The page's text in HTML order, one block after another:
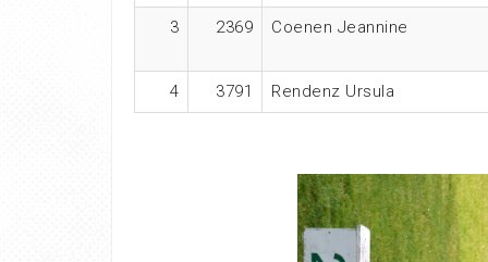
3 2369 Coenen Jeannine
4 3791 Rendenz Ursula